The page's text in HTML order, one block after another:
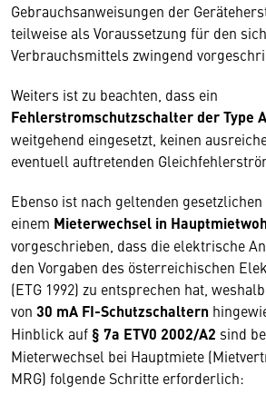
Gebrauchsanweisungen der
teilweise als Voraussetzung für den
Verbrauchsmittels zwingend
Weiters ist zu beachten, dass ein
Fehlerstromschutzschalter der Type
weitgehend eingesetzt, keinen
eventuell auftretenden
Ebenso ist nach geltenden
einem Mieterwechsel in
vorgeschrieben, dass die elektrische
den Vorgaben des österreichischen
(ETG 1992) zu entsprechen hat,
von 30 mA FI-Schutzschaltern
Hinblick auf § 7a ETV0 2002/A2 sind
Mieterwechsel bei Hauptmiete
MRG) folgende Schritte erforderlich: